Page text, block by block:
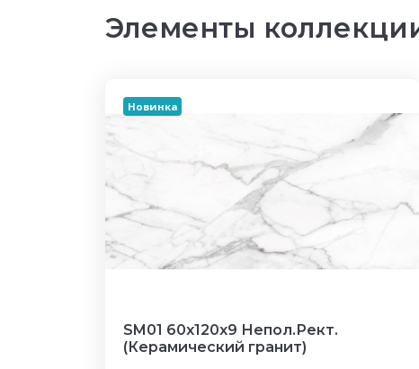
Элементы
Новинка
SM01 60x120x9 Непол.Рект.
(Керамический гранит)